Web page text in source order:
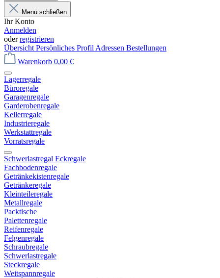
Menü schließen
Ihr Konto
Anmelden
oderregistrieren
Übersicht Persönliches Profil Adressen Bestellungen
Warenkorb 0,00 €
Lagerregale
Büroregale
Garagenregale
Garderobenregale
Kellerregale
Industrieregale
Werkstattregale
Vorratsregale
Schwerlastregal Eckregale
Fachbodenregale
Getränkekistenregale
Getränkeregale
Kleinteileregale
Metallregale
Packtische
Palettenregale
Reifenregale
Felgenregale
Schraubregale
Schwerlastregale
Steckregale
Weitspannregale